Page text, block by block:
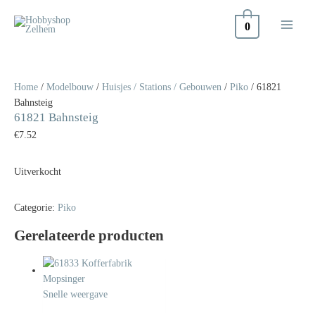
naar
0
Home / Modelbouw / Huisjes / Stations / Gebouwen / Piko / 61821
Bahnsteig
61821 Bahnsteig
€7.52
Uitverkocht
Categorie: Piko
Gerelateerde producten
Snelle weergave